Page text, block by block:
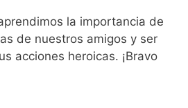
la importancia de
de nuestros amigos y ser
acciones heroicas. ¡Bravo